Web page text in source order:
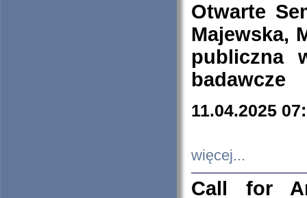
Otwarte
Majewska,
publiczna
badawcze
11.04.2025
więcej...
Call for